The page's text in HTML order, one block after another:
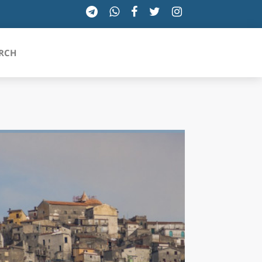
UMBRIA
VALLE D'AOSTA
VENETO